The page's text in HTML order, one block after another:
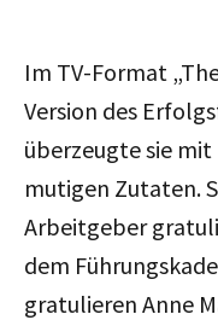
Im TV-Format
Version des
überzeugte sie
mutigen Zutaten.
Arbeitgeber
dem
gratulieren Anne